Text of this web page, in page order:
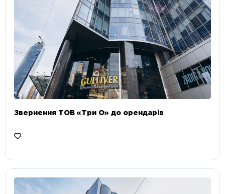
Звернення ТОВ «Три О» до орендарів